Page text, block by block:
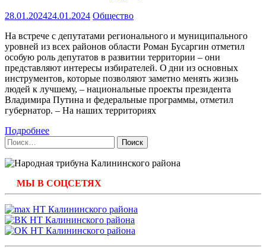
28.01.202424.01.2024 Общество
На встрече с депутатами регионального и муниципального
уровней из всех районов области Роман Бусаргин отметил
особую роль депутатов в развитии территории – они
представляют интересы избирателей. О дни из основных
инструментов, которые позволяют заметно менять жизнь
людей к лучшему, – национальные проекты президента
Владимира Путина и федеральные программы, отметил
губернатор. – На наших территориях
Подробнее
Найти:
МЫ В СОЦСЕТЯХ